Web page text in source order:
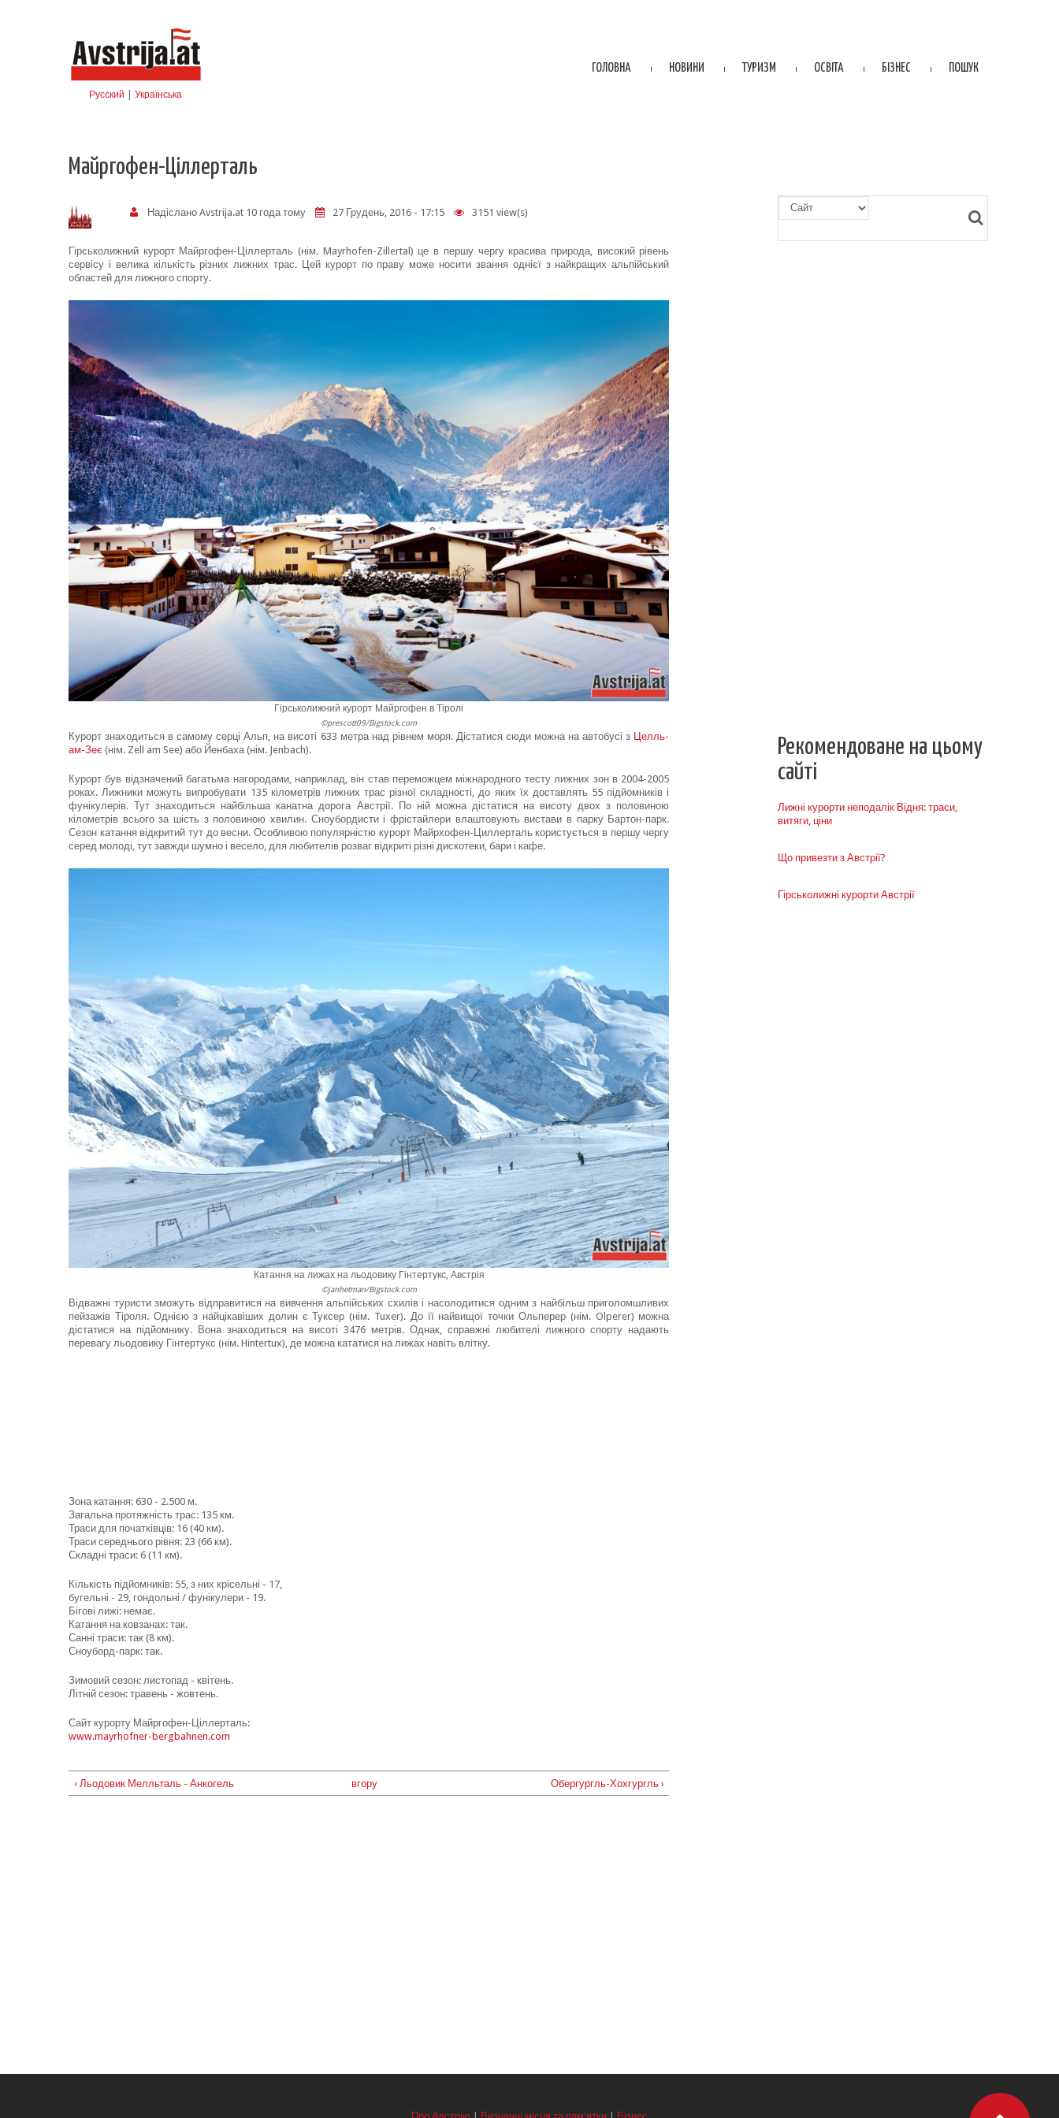
Русский Українська
ГОЛОВНА НОВИНИ ТУРИЗМ ОСВІТА БІЗНЕС ПОШУК
Майргофен-Ціллерталь
Надіслано Avstrija.at 10 года тому 27 Грудень, 2016 - 17:15 3151 view(s)
Гірськолижний курорт Майргофен-Ціллерталь (нім. Mayrhofen-Zillertal) це в першу чергу красива природа, високий рівень
сервісу і велика кількість різних лижних трас. Цей курорт по праву може носити звання однієї з найкращих альпійський
областей для лижного спорту.
Гірськолижний курорт Майргофен в Тіролі
©prescott09/Bigstock.com
Курорт знаходиться в самому серці Альп, на висоті 633 метра над рівнем моря. Дістатися сюди можна на автобусі з
Целль-
ам-Зеє (нім. Zell am See) або Йенбаха (нім. Jenbach).
Курорт був відзначений багатьма нагородами, наприклад, він став переможцем міжнародного тесту лижних зон в 2004-2005
роках. Лижники можуть випробувати 135 кілометрів лижних трас різної складності, до яких їх доставлять 55 підйомників і
фунікулерів. Тут знаходиться найбільша канатна дорога Австрії. По ній можна дістатися на висоту двох з половиною
кілометрів всього за шість з половиною хвилин. Сноубордисти і фрістайлери влаштовують вистави в парку Бартон-парк.
Сезон катання відкритий тут до весни. Особливою популярністю курорт Майрхофен-Циллерталь користується в першу чергу
серед молоді, тут завжди шумно і весело, для любителів розваг відкриті різні дискотеки, бари і кафе.
Катання на лижах на льодовику Гінтертукс, Австрія
©janhetman/Bigstock.com
Відважні туристи зможуть відправитися на вивчення альпійських схилів і насолодитися одним з найбільш приголомшливих
пейзажів Тіроля. Однією з найцікавіших долин є Туксер (нім. Tuxer). До її найвищої точки Ольперер (нім. Olperer) можна
дістатися на підйомнику. Вона знаходиться на висоті 3476 метрів. Однак, справжні любителі лижного спорту надають
перевагу льодовику Гінтертукс (нім. Hintertux), де можна кататися на лижах навіть влітку.
Зона катання: 630 - 2.500 м.
Загальна протяжність трас: 135 км.
Траси для початківців: 16 (40 км).
Траси середнього рівня: 23 (66 км).
Складні траси: 6 (11 км).
Кількість підйомників: 55, з них крісельні - 17,
бугельні - 29, гондольні / фунікулери - 19.
Бігові лижі: немає.
Катання на ковзанах: так.
Санні траси: так (8 км).
Сноуборд-парк: так.
Зимовий сезон: листопад - квітень.
Літній сезон: травень - жовтень.
Сайт курорту Майргофен-Ціллерталь:
www.mayrhofner-bergbahnen.com
‹ Льодовик Мелльталь - Анкогель вгору Обергургль-Хохгургль ›
Рекомендоване на цьому
сайті
Лижні курорти неподалік Відня: траси,
витяги, ціни
Що привезти з Австрії?
Гірськолижні курорти Австрії